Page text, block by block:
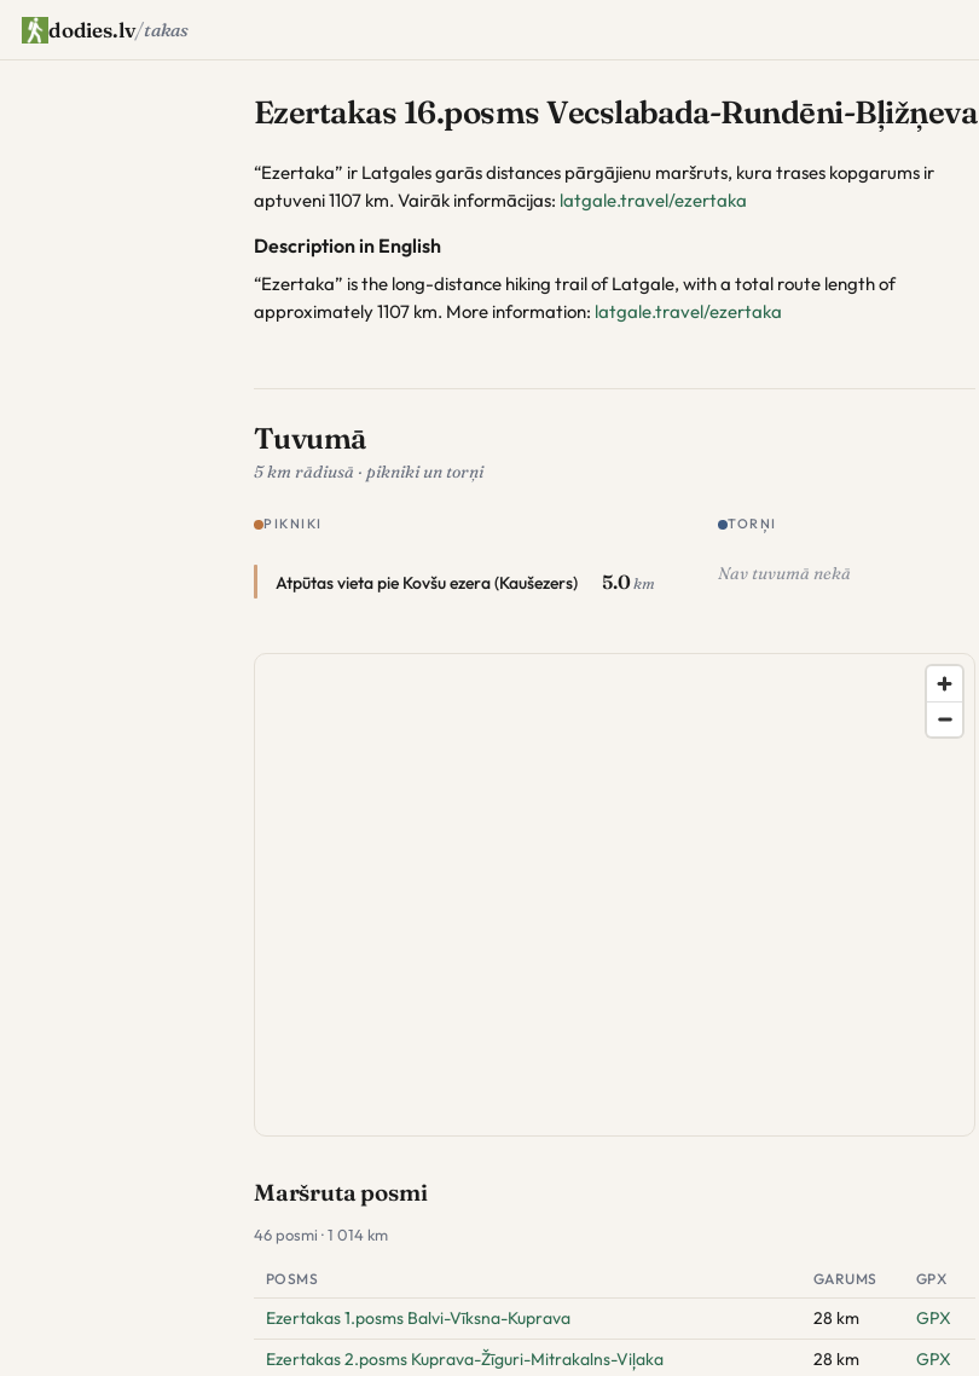
dodies.lv/takas
Ezertakas 16.posms Vecslabada-Rundēni-Bļižņeva
“Ezertaka” ir Latgales garās distances pārgājienu maršruts, kura trases kopgarums ir
aptuveni 1107 km. Vairāk informācijas: latgale.travel/ezertaka
Description in English
“Ezertaka” is the long-distance hiking trail of Latgale, with a total route length of
approximately 1107 km. More information: latgale.travel/ezertaka
Tuvumā
5 km rādiusā · pikniki un torņi
PIKNIKI
Atpūtas vieta pie Kovšu ezera (Kaušezers) 5.0 km
TORŅI
Nav tuvumā nekā
Maršruta posmi
46 posmi · 1 014 km
POSMS GARUMS GPX
Ezertakas 1.posms Balvi-Vīksna-Kuprava 28 km
GPX
Ezertakas 2.posms Kuprava-Žīguri-Mitrakalns-Viļaka
28 km
GPX